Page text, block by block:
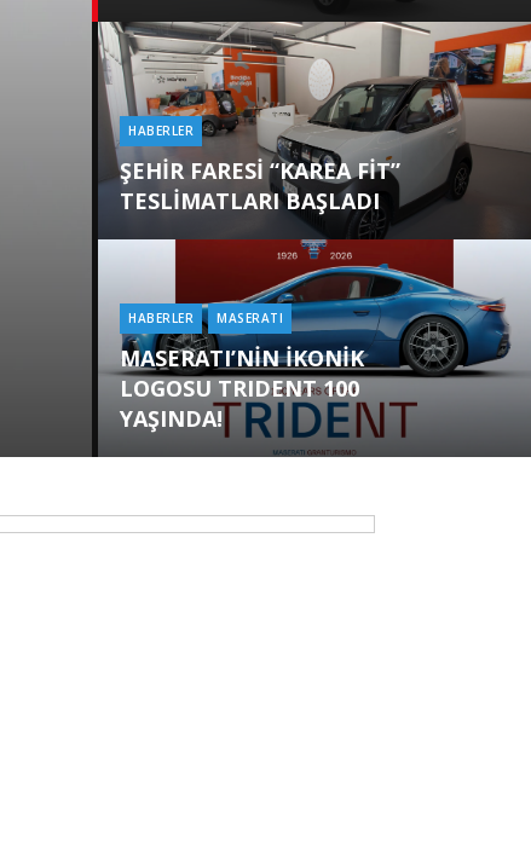
Categories
HABERLER
ŞEHİR FARESİ “KAREA FİT”
TESLİMATLARI BAŞLADI
Categories
HABERLER MASERATI
MASERATI’NİN İKONİK
LOGOSU TRIDENT 100
YAŞINDA!